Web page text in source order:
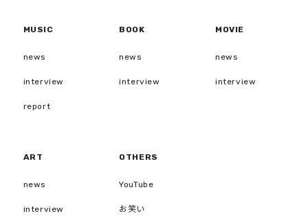
MUSIC
news
interview
report
BOOK
news
interview
MOVIE
news
interview
ART
news
interview
OTHERS
YouTube
お笑い